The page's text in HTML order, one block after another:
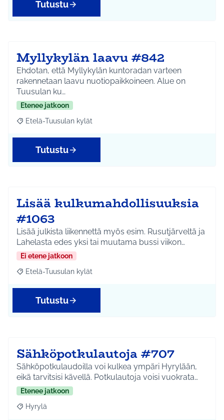
Tutustu
Myllykylän laavu #842
Ehdotan, että Myllykylän kuntoradan varteen
rakennetaan laavu nuotiopaikkoineen. Alue on
Tuusulan ku…
Etenee jatkoon
Rajaa tulokset aihepiirin mukaan: Etelä-Tuusulan kylät
Etelä-Tuusulan kylät
Tutustu
Lisää kulkumahdollisuuksia
#1063
Lisää julkista liikennettä myös esim. Rusutjärveltä ja
Lahelasta edes yksi tai muutama bussi viikon…
Ei etene jatkoon
Rajaa tulokset aihepiirin mukaan: Etelä-Tuusulan kylät
Etelä-Tuusulan kylät
Tutustu
Sähköpotkulautoja #707
Sähköpotkulaudoilla voi kulkea ympäri Hyrylään,
eikä tarvitsisi kävellä. Potkulautoja voisi vuokrata…
Etenee jatkoon
Rajaa tulokset aihepiirin mukaan: Hyrylä
Hyrylä